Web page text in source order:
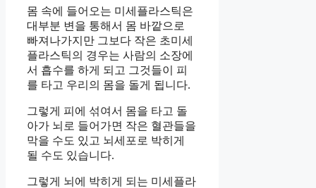
몸 속에 들어오는 미세플라스틱은
대부분 변을 통해서 몸 바깥으로
빠져나가지만 그보다 작은 초미세
플라스틱의 경우는 사람의 소장에
서 흡수를 하게 되고 그것들이 피
를 타고 우리의 몸을 돌게 됩니다.
그렇게 피에 섞여서 몸을 타고 돌
아가 뇌로 들어가면 작은 혈관들을
막을 수도 있고 뇌세포로 박히게
될 수도 있습니다.
그렇게 뇌에 박히게 되는 미세플라